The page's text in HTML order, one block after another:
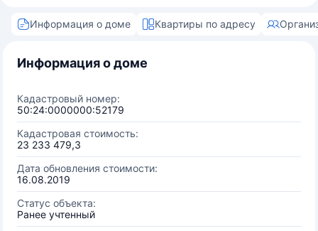
Информация о доме Квартиры по адресу
Информация о доме
Кадастровый номер:
50:24:0000000:52179
Кадастровая стоимость:
23 233 479,3
Дата обновления стоимости:
16.08.2019
Статус объекта:
Ранее учтенный